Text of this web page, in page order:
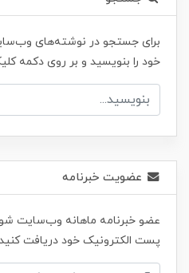
برای جستجو در نوشته‌های
خود را بنویسید و بر روی دکمه
عضویت خبرنامه
عضو خبرنامه ماهانه وب‌سایت
پست الکترونیک خود دریافت